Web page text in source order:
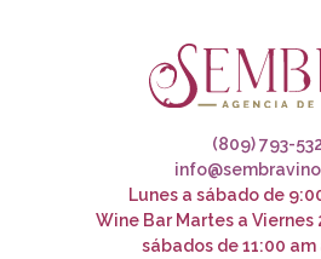
(809) 793-
Lunes a sábado de
Wine Bar Martes a Viernes
sábados de 11:00 am